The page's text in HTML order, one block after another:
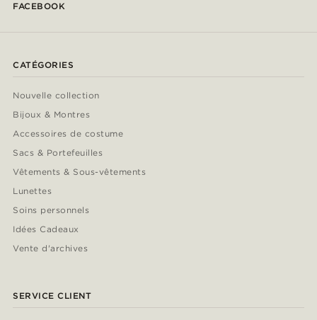
FACEBOOK
CATÉGORIES
Nouvelle collection
Bijoux & Montres
Accessoires de costume
Sacs & Portefeuilles
Vêtements & Sous-vêtements
Lunettes
Soins personnels
Idées Cadeaux
Vente d'archives
SERVICE CLIENT